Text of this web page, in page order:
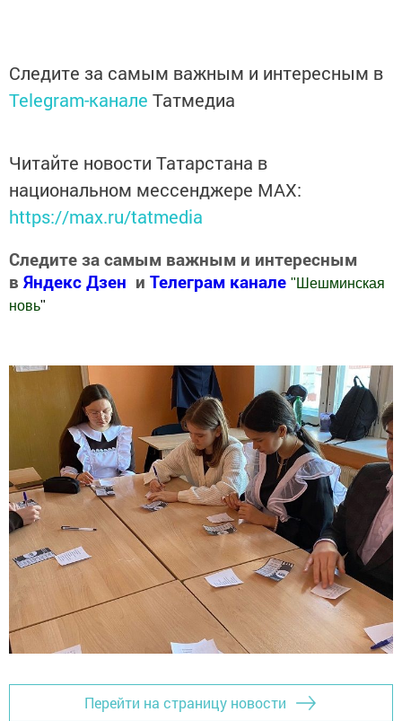
Следите за самым важным и интересным в
Telegram-канале Татмедиа
Читайте новости Татарстана в
национальном мессенджере MАХ:
https://max.ru/tatmedia
Следите за самым важным и интересным
в Яндекс Дзен и Телеграм канале " Шешминская
новь"
Перейти на страницу новости